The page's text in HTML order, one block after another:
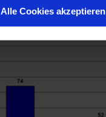
Alle Cookies akzeptieren